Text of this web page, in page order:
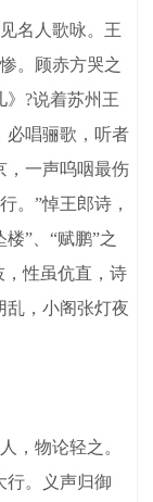
名人歌咏。王
。顾赤方哭之
》?说着苏州王
必唱骊歌，听者
，一声呜咽最伤
。”悼王郎诗，
”、“赋鹏”之
性虽伉直，诗
乱，小阁张灯夜
物论轻之。
行。义声归御